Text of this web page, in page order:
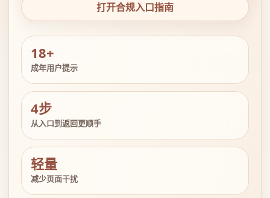
打开合规入口指南
18+
成年用户提示
4步
从入口到返回更顺手
轻量
减少页面干扰